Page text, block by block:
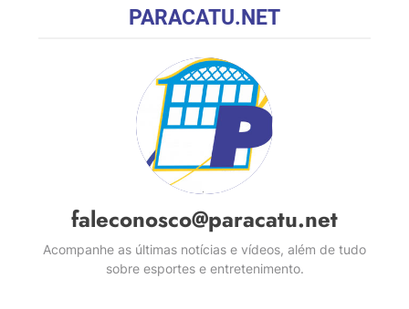
PARACATU.NET
faleconosco@paracatu.net
Acompanhe as últimas notícias e vídeos, além de tudo
sobre esportes e entretenimento.